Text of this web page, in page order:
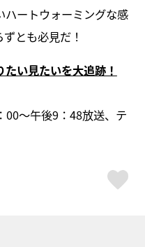
ートウォーミングな感
とも必見だ！
い見たいを大追跡！
00～午後9：48放送、テ